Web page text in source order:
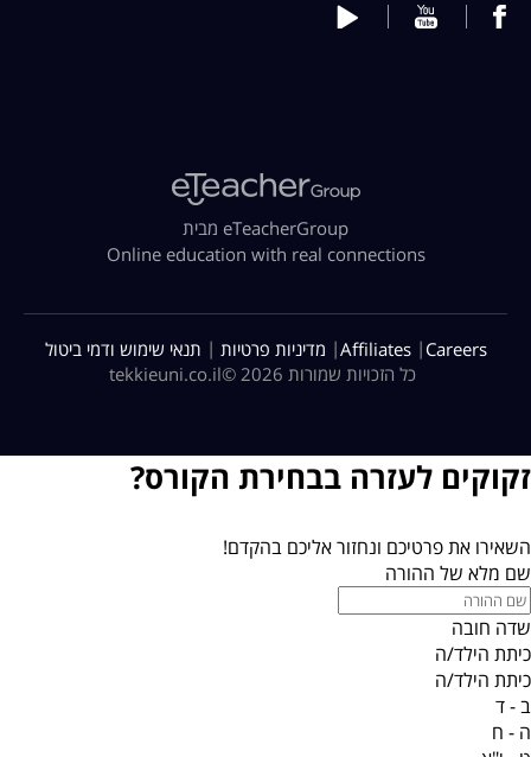
מבית eTeacherGroup
Online education with real connections
כל הזכויות שמורות 2026 © tekkieuni.co.il
תנאי שימוש ודמי ביטול | מדיניות פרטיות |Affiliates | Careers
זקוקים לעזרה בבחירת הקורס?
השאירו את פרטיכם ונחזור אליכם בהקדם!
שם מלא של ההורה
שדה חובה
כיתת הילד/ה
כיתת הילד/ה
ב - ד
ה - ח